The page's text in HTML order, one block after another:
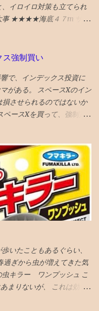
てみたが、挟まらなくな
だったら、 次策は周囲を
イロイロ対策も立てられ
事 ★★★★海底４７m サメ
載で楽しめる ★★★★ザ・
ルド ポイントが余ってい
星４つにつられてみてしま
ルズ 条件が整えば、誰も
まな敵を作りすぎるのも
ことあるので、２回目だ
ート・宇宙救出失敗の法
ディ ビックバンセオリー
島淳」 面白い話と、よく
など中国の古典を題材に
面白め
ス強制買い
で、インデックス投資に
がある。 スペースXのイン
させられるのではないか
ペースXを買って、強制買
払わずにすむのが、心理
見込みも薄いので。 が、
勇気もない。NISAだし。
は6月2６日 ナスダック
れる 今３％の浮動株が
には、半分は売り 浮動株
以内には、全部売ることと
ク１００の強制買いの日
割。３０分の前半後半で
がアドバイスしてくる。
買い第一波VTIの6月19日
が、 さらに下落してい
いたこともあるぐらい、
過ぎから虫が増えてきた気
キラー ワンプッシュ こ
まりないが、 これは効い